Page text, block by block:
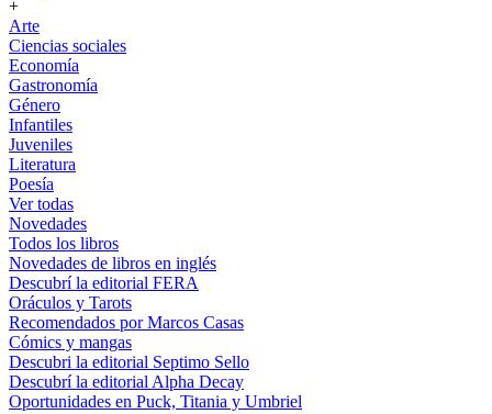
+
Arte
Ciencias sociales
Economía
Gastronomía
Género
Infantiles
Juveniles
Literatura
Poesía
Ver todas
Novedades
Todos los libros
Novedades de libros en inglés
Descubrí la editorial FERA
Oráculos y Tarots
Recomendados por Marcos Casas
Cómics y mangas
Descubri la editorial Septimo Sello
Descubrí la editorial Alpha Decay
Oportunidades en Puck, Titania y Umbriel